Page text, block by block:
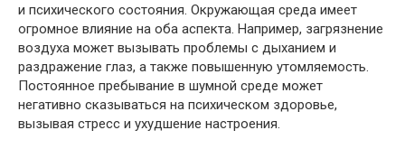
и психического состояния. Окружающая среда имеет
огромное влияние на оба аспекта. Например, загрязнение
воздуха может вызывать проблемы с дыханием и
раздражение глаз, а также повышенную утомляемость.
Постоянное пребывание в шумной среде может
негативно сказываться на психическом здоровье,
вызывая стресс и ухудшение настроения.